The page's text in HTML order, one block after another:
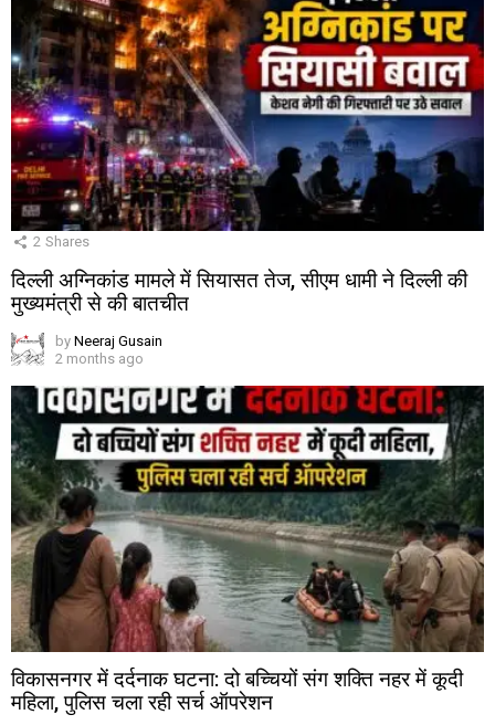
2 Shares
दिल्ली अग्निकांड मामले में सियासत तेज, सीएम धामी ने दिल्ली की
मुख्यमंत्री से की बातचीत
by Neeraj Gusain
2 months ago
विकासनगर में दर्दनाक घटना: दो बच्चियों संग शक्ति नहर में कूदी
महिला, पुलिस चला रही सर्च ऑपरेशन